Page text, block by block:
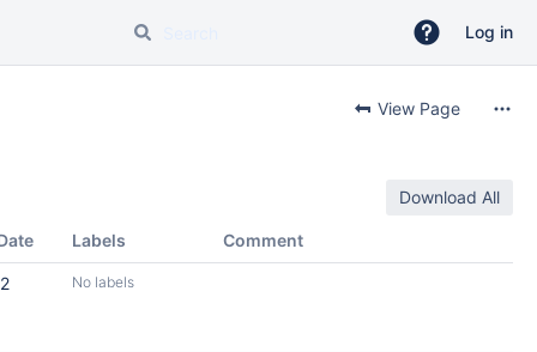
Log in
View Page
Download All
Labels Comment
No labels